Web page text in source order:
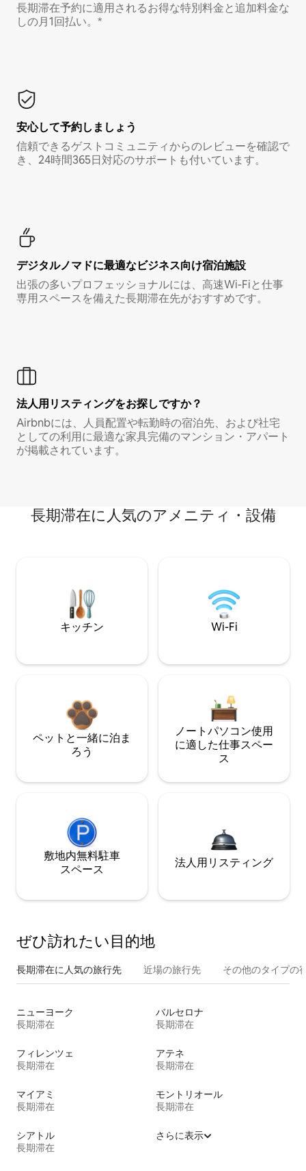
長期滞在予約に適用されるお得な特別料金と追加料金な
しの月1回払い。*
安心して予約しましょう
信頼できるゲストコミュニティからのレビューを確認で
き、24時間365日対応のサポートも付いています。
デジタルノマド⁠に最⁠適⁠なビ⁠ジ⁠ネ⁠ス⁠向⁠け宿⁠泊⁠施⁠設
出張の多いプロフェッショナルには、高速Wi-Fiと仕事
専用スペースを備えた長期滞在先がおすすめです。
法人用リスティングをお探しですか？
Airbnbには、人員配置や転勤時の宿泊先、および社宅
としての利用に最適な家具完備のマンション・アパート
が掲載されています。
長期滞在に人気のアメニティ・設備
キッチン Wi-Fi
ペットと一緒に泊ま
ろう
ノートパソコン使用
に適した仕事スペー
ス
敷地内無料駐⁠車
ス⁠ペ⁠ー⁠ス
法人用リスティング
ぜひ訪⁠れ⁠た⁠い目⁠的⁠地
長期滞在に人気の旅行先 近場の旅行先 その他のタ⁠イ⁠プ⁠の
ニューヨーク
長期滞在
バルセロナ
長期滞在
フィレンツェ
長期滞在
アテネ
長期滞在
マイアミ
長期滞在
モントリオール
長期滞在
シアトル
長期滞在
さらに表示